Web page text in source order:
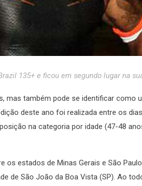
135+ e ficou em segundo lugar na
mas também pode se identificar como
deste ano foi realizada entre os
na categoria por idade (47-48
os estados de Minas Gerais e São
de São João da Boa Vista (SP). Ao